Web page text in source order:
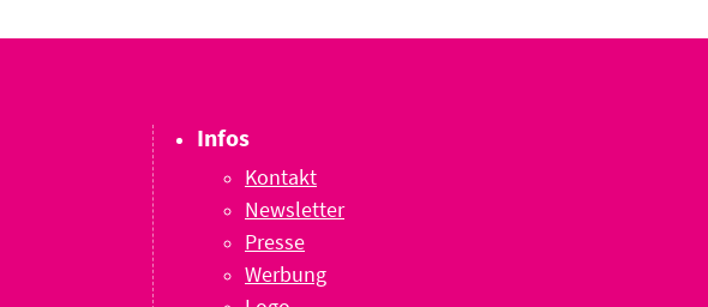
Infos
Kontakt
Newsletter
Presse
Werbung